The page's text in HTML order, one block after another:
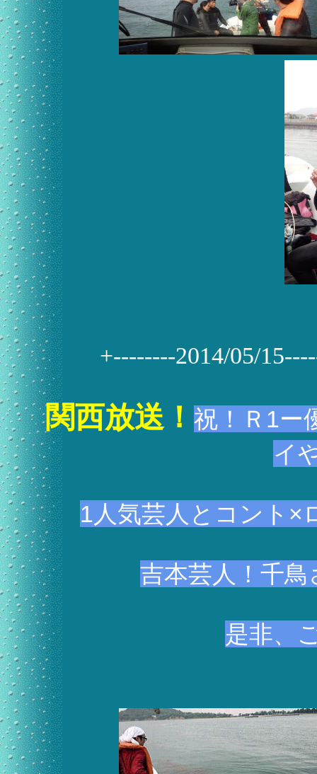
+--------2014/05/
関西放送！ 祝！Ｒ1ー
イ
1人気芸人とコント×
吉本芸人！千
是非、